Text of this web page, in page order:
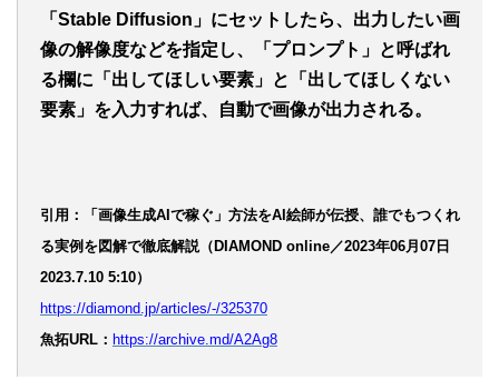
「Stable Diffusion」にセットしたら、出力したい画
像の解像度などを指定し、「プロンプト」と呼ばれ
る欄に「出してほしい要素」と「出してほしくない
要素」を入力すれば、自動で画像が出力される。
引用：「画像生成AIで稼ぐ」方法をAI絵師が伝授、誰でもつくれ
る実例を図解で徹底解説（DIAMOND online／2023年06月07日
2023.7.10 5:10）
https://diamond.jp/articles/-/325370
魚拓URL： https://archive.md/A2Ag8